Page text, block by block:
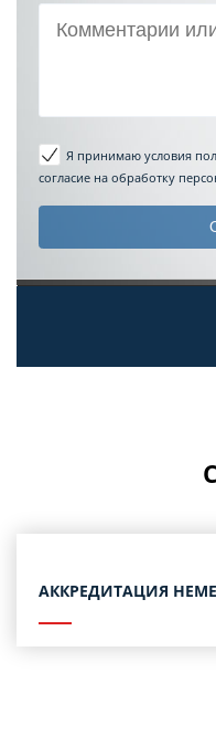
Я принимаю условия
согласие на обработку
АККРЕДИТАЦИЯ